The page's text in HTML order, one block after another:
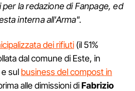
per la redazione di Fanpage, ed
interna all'Arma".
dei rifiuti (il 51%
dal comune di Este, in
sul business del compost in
alle dimissioni diFabrizio